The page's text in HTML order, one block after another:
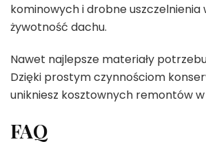
kominowych i drobne uszczelnienia
żywotność dachu.
Nawet najlepsze materiały
Dzięki prostym czynnościom
unikniesz kosztownych remontów w
FAQ